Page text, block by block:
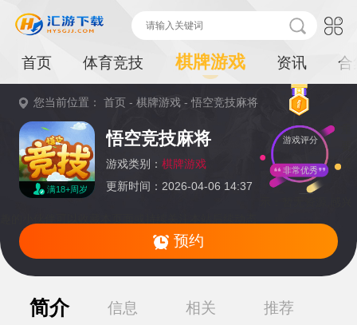
首页 体育竞技 棋牌游戏 资讯 合
您当前位置：首页 -棋牌游戏 -悟空竞技麻将
满18+周岁
悟空竞技麻将
游戏类别： 棋牌游戏
更新时间：2026-04-06 14:37
游戏评分
非常优秀
预约
提
简介 信息 相关 推荐